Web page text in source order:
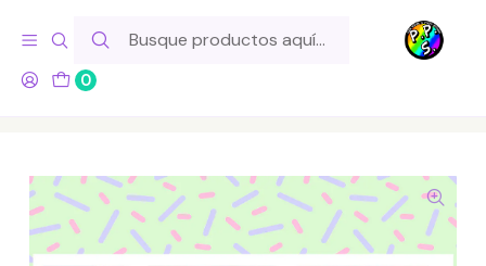
0
Hola! Si tu pedido incluye productos de fabricación propia,
ten en cuenta este tiempo para el despacho
Inicio Lo Hacemos Nosotros